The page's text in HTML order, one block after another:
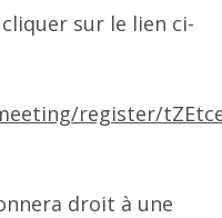
sur le lien ci-
register/
droit à une